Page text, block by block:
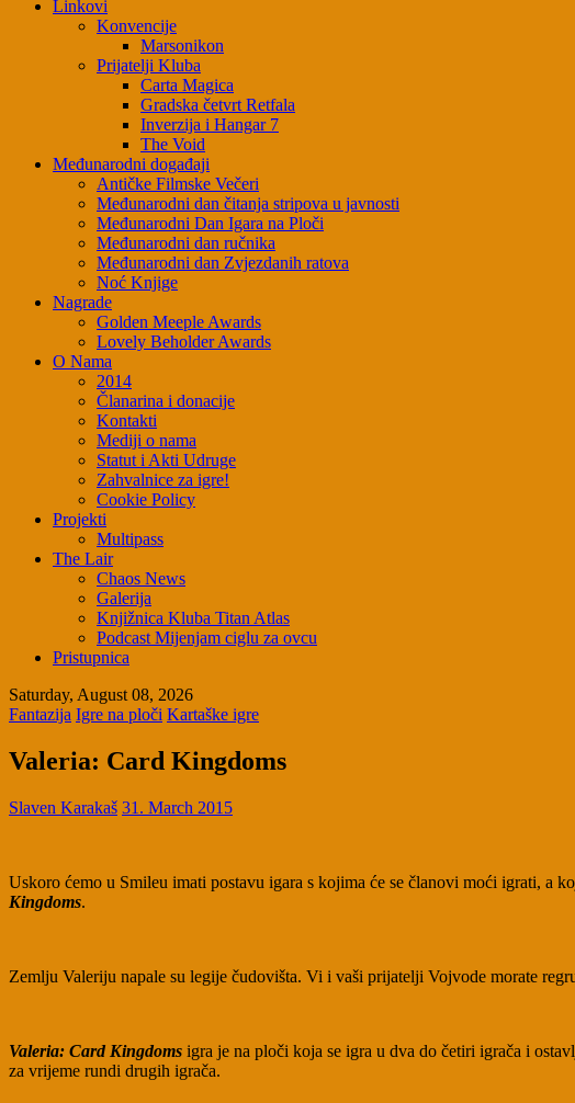
Linkovi
Konvencije
Marsonikon
Prijatelji Kluba
Carta Magica
Gradska četvrt Retfala
Inverzija i Hangar 7
The Void
Međunarodni događaji
Antičke Filmske Večeri
Međunarodni dan čitanja stripova u javnosti
Međunarodni Dan Igara na Ploči
Međunarodni dan ručnika
Međunarodni dan Zvjezdanih ratova
Noć Knjige
Nagrade
Golden Meeple Awards
Lovely Beholder Awards
O Nama
2014
Članarina i donacije
Kontakti
Mediji o nama
Statut i Akti Udruge
Zahvalnice za igre!
Cookie Policy
Projekti
Multipass
The Lair
Chaos News
Galerija
Knjižnica Kluba Titan Atlas
Podcast Mijenjam ciglu za ovcu
Pristupnica
Saturday, August 08, 2026
Fantazija Igre na ploči Kartaške igre
Valeria: Card Kingdoms
Slaven Karakaš 31. March 2015
Uskoro ćemo u Smileu imati postavu igara s kojima će se članovi moći igrati, a
Kingdoms.
Zemlju Valeriju napale su legije čudovišta. Vi i vaši prijatelji Vojvode morate
Valeria: Card Kingdoms igra je na ploči koja se igra u dva do četiri igrača i
za vrijeme rundi drugih igrača.